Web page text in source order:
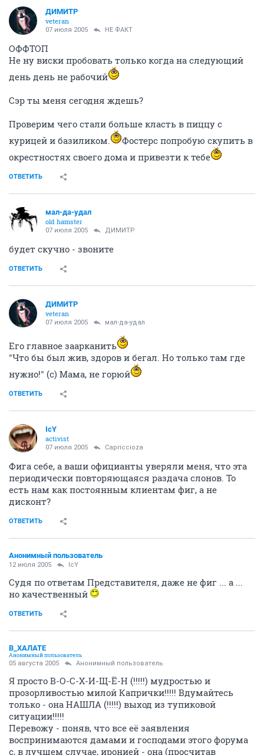
ДИМИТР
veteran
07 июля 2005 НЕ ФАКТ
ОФФТОП
Не ну виски пробовать только когда на следующий
день день не рабочий
Сэр ты меня сегодня ждешь?
Проверим чего стали больше класть в пиццу с
курицей и базиликом.
Фостерс попробую скупить в
окрестностях своего дома и привезти к тебе
ОТВЕТИТЬ
мал-да-удал
old hamster
07 июля 2005 ДИМИТР
будет скучно - звоните
ОТВЕТИТЬ
ДИМИТР
veteran
07 июля 2005 мал-да-удал
Его главное заарканить
"Что бы был жив, здоров и бегал. Но только там где
нужно!" (с) Мама, не горюй
ОТВЕТИТЬ
IcY
activist
07 июля 2005 Capriccioza
Фига себе, а ваши официанты уверяли меня, что эта
периодически повторяющаяся раздача слонов. То
есть нам как постоянным клиентам фиг, а не
дисконт?
ОТВЕТИТЬ
Анонимный пользователь
12 июля 2005 IcY
Судя по ответам Представителя, даже не фиг ... а ...
но качественный
ОТВЕТИТЬ
В_ХАЛАТЕ
Анонимный пользователь
05 августа 2005 Анонимный пользователь
Я просто В-О-С-Х-И-Щ-Ё-Н (!!!!!) мудростью и
прозорливостью милой Капрички!!!!! Вдумайтесь
только - она НАШЛА (!!!!!) выход из тупиковой
ситуации!!!!!
Перевожу - поняв, что все её заявления
воспринимаются дамами и господами этого форума
с, в лучшем случае, иронией - она (просчитав